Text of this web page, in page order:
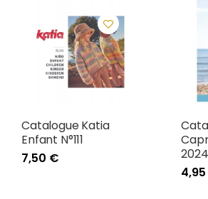
Catalogue Katia
Enfant N°111
7,50 €
2024